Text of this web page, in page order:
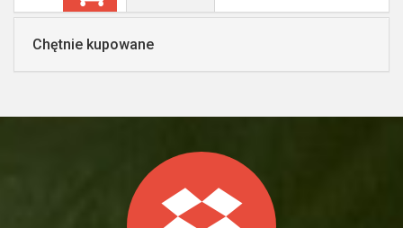
Chętnie kupowane